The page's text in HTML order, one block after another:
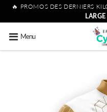
🔥 PROMOS DES DERNIERS
Menu